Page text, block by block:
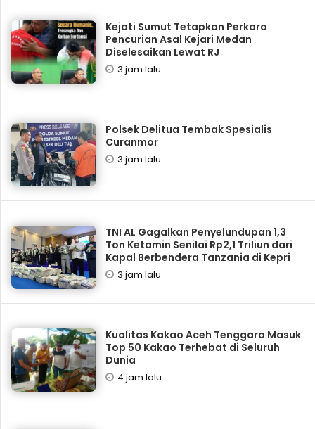
Kejati Sumut Tetapkan Perkara
Pencurian Asal Kejari Medan
Diselesaikan Lewat RJ
3 jam lalu
Polsek Delitua Tembak Spesialis
Curanmor
3 jam lalu
TNI AL Gagalkan Penyelundupan 1,3
Ton Ketamin Senilai Rp2,1 Triliun dari
Kapal Berbendera Tanzania di Kepri
3 jam lalu
Kualitas Kakao Aceh Tenggara Masuk
Top 50 Kakao Terhebat di Seluruh
Dunia
4 jam lalu